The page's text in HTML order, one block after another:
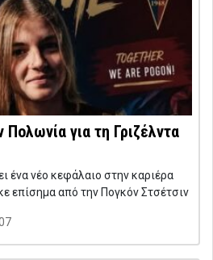
για τη Γριζέλντα
ένα νέο κεφάλαιο στην καριέρα
επίσημα από την Πογκόν Στσέτσιν